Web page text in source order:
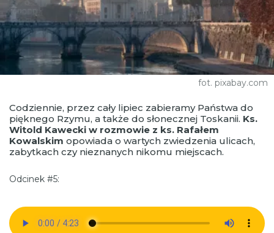
fot. pixabay.com
Codziennie, przez cały lipiec zabieramy Państwa do
pięknego Rzymu, a także do słonecznej Toskanii. Ks.
Witold Kawecki w rozmowie z ks. Rafałem
Kowalskim opowiada o wartych zwiedzenia ulicach,
zabytkach czy nieznanych nikomu miejscach.
Odcinek #5: